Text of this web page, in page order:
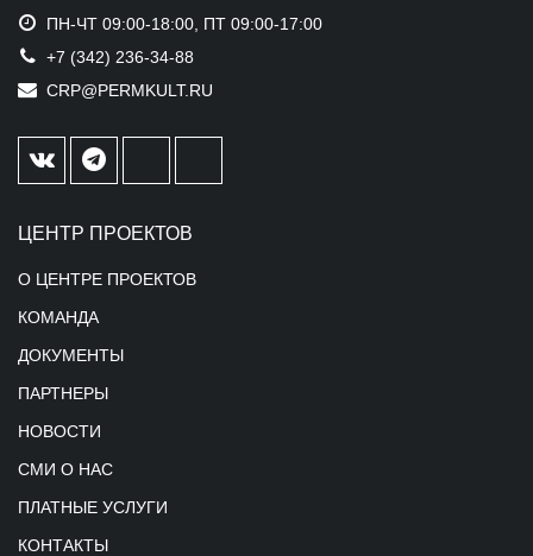
ПН-ЧТ 09:00-18:00, ПТ 09:00-17:00
+7 (342) 236-34-88
CRP@PERMKULT.RU
ЦЕНТР ПРОЕКТОВ
О ЦЕНТРЕ ПРОЕКТОВ
КОМАНДА
ДОКУМЕНТЫ
ПАРТНЕРЫ
НОВОСТИ
СМИ О НАС
ПЛАТНЫЕ УСЛУГИ
КОНТАКТЫ